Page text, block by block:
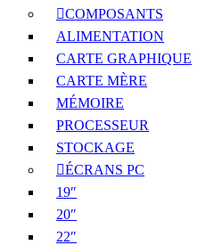
COMPOSANTS
ALIMENTATION
CARTE GRAPHIQUE
CARTE MÈRE
MÉMOIRE
PROCESSEUR
STOCKAGE
ÉCRANS PC
19″
20″
22″